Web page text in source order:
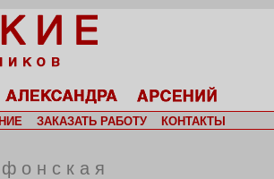
ЗАКАЗАТЬ РАБОТУ КОНТАКТЫ
о н с к а я